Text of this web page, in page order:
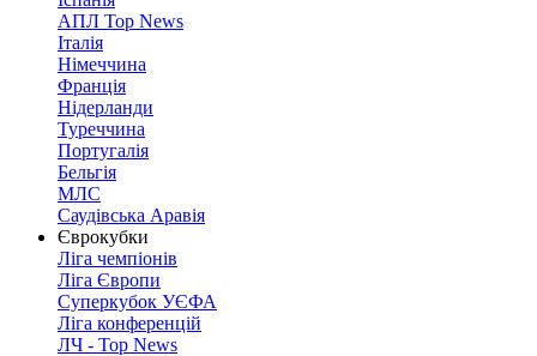
АПЛ Top News
Італія
Німеччина
Франція
Нідерланди
Туреччина
Португалія
Бельгія
МЛС
Саудівська Аравія
Єврокубки
Ліга чемпіонів
Ліга Європи
Суперкубок УЄФА
Ліга конференцій
ЛЧ - Top News